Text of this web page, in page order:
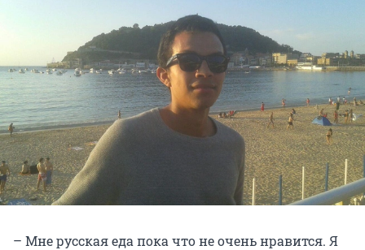
– Мне русская еда пока что не очень нравится. Я